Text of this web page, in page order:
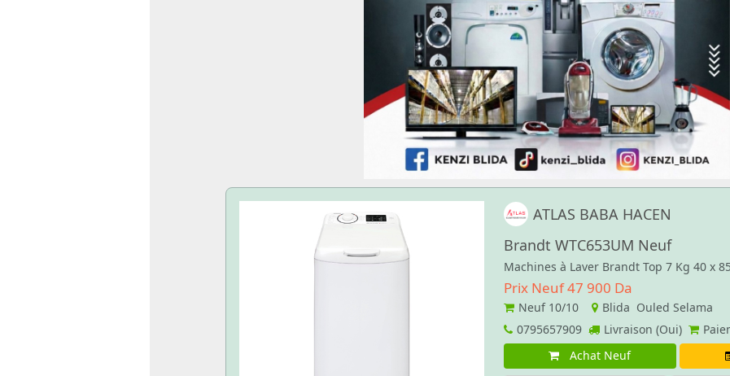
ATLAS BABA HACEN
Brandt WTC653UM Neuf
Machines à Laver Brandt Top 7 Kg 40 x
Prix Neuf 47 900 Da
Neuf 10/10 Blida Ouled Selama
0795657909
Livraison (Oui)
Achat Neuf